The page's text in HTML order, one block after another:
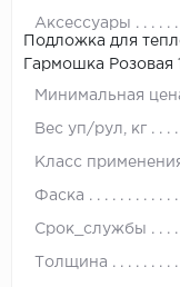
Аксессуары
Подложка для
Гармошка Розовая
Минимальная
Вес уп/рул, кг
Класс
Фаска
Срок_службы
Толщина